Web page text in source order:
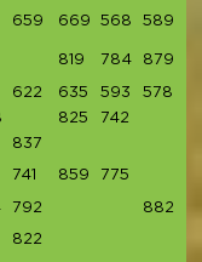
659 669 568 589
819 784 879
622 635 593 578
825 742
837
741 859 775
792 882
822